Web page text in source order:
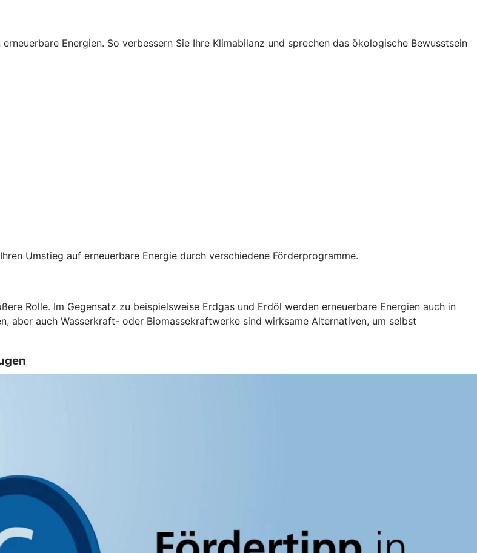
Energien. So verbessern Sie Ihre Klimabilanz und sprechen das ökologische Bewusstsein
Umstieg auf erneuerbare Energie durch verschiedene Förderprogramme.
Rolle. Im Gegensatz zu beispielsweise Erdgas und Erdöl werden erneuerbare Energien auch in
aber auch Wasserkraft- oder Biomassekraftwerke sind wirksame Alternativen, um selbst